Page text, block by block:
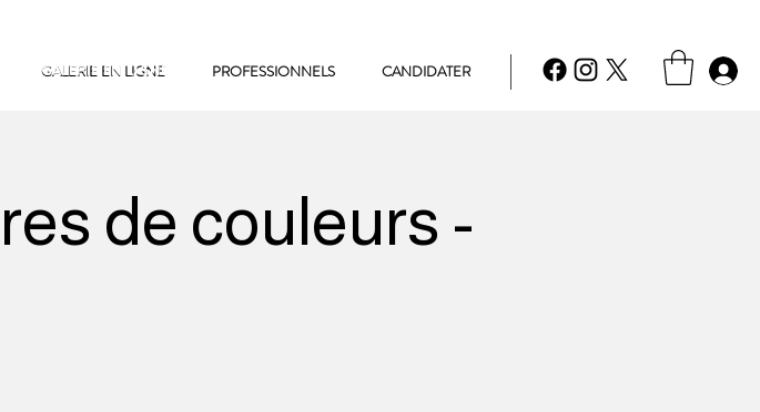
GALERIE EN LIGNE PROFESSIONNELS CANDIDATER
GALERIE EN LIGNE
de couleurs -